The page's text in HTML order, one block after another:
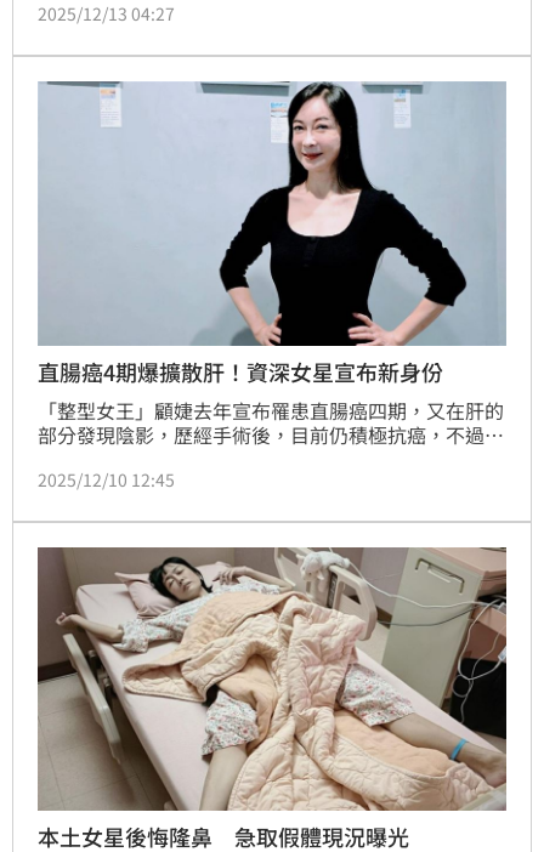
抗癌。近來又確診出糖尿病前期。而唐玲今天出席松山
模範生」獎狀，肯定她學無止境的終身學習精神。蔡維
歆
2025/12/13 04:27
直腸癌4期爆擴散肝！資深女星宣布新身份
「整型女王」顧婕去年宣布罹患直腸癌四期，又在肝的
部分發現陰影，歷經手術後，目前仍積極抗癌，不過她
也前往廈門觀賞心靈療癒展，如今也斜槓成為診所的公
2025/12/10 12:45
本土女星後悔隆鼻 急取假體現況曝光